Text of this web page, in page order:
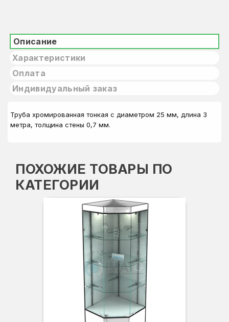
Описание
Характеристики
Оплата
Индивидуальный заказ
Труба хромированная тонкая с диаметром 25 мм, длина 3
метра, толщина стены 0,7 мм.
ПОХОЖИЕ ТОВАРЫ ПО
КАТЕГОРИИ